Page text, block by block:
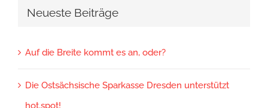
Neueste Beiträge
Auf die Breite kommt es an, oder?
Die Ostsächsische Sparkasse Dresden unterstützt
hot.spot!